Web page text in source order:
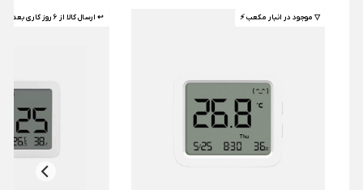
▽ موجود در انبار مکعب ⚡️ ↩ ارسال کالا از 6 روز کاری بعد 🤌🏼